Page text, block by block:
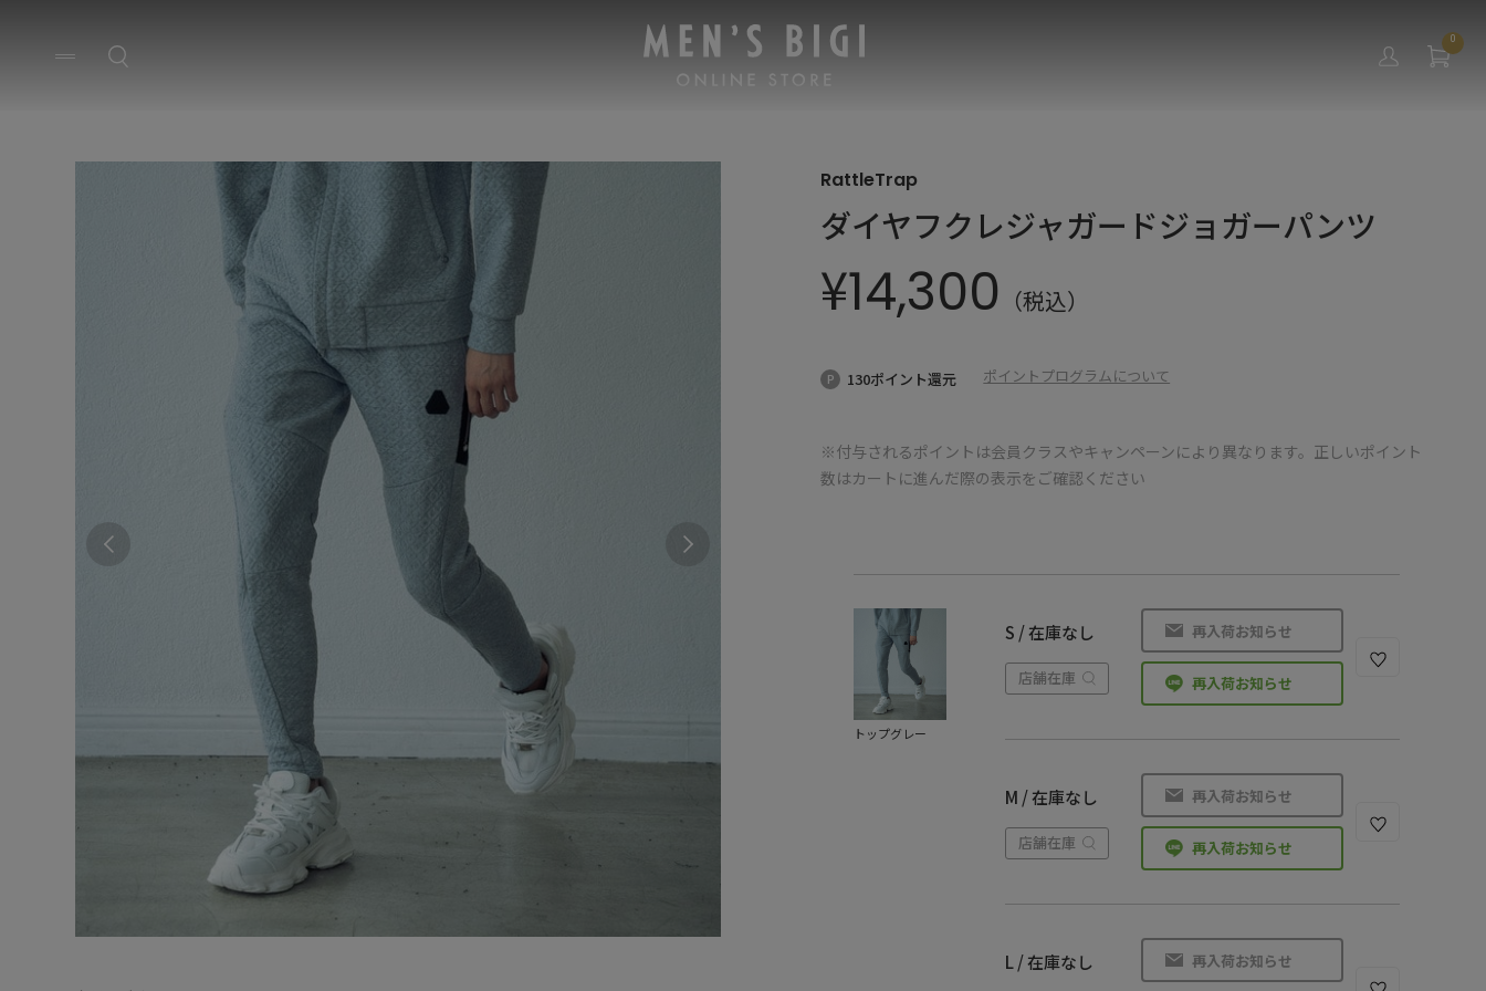
0
RattleTrap
ダイヤフクレジャガードジョガーパンツ
¥14,300 （税込）
130ポイント還元 ポイントプログラムについて
※付与されるポイントは会員クラスやキャンペーンにより異なります。正しいポイント
数はカートに進んだ際の表示をご確認ください
トップグレー
S / 在庫なし
店舗在庫
再入荷お知らせ
再入荷お知らせ
M / 在庫なし
店舗在庫
再入荷お知らせ
再入荷お知らせ
L / 在庫なし 再入荷お知らせ